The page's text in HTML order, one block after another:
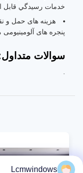
خدمات رسيدگي قابل
هزینه های حمل و
پنجره های
سوالات
Lcmwindows